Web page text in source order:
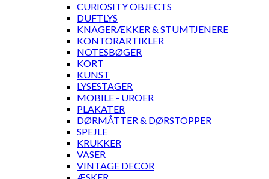
CURIOSITY OBJECTS
DUFTLYS
KNAGERÆKKER & STUMTJENERE
KONTORARTIKLER
NOTESBØGER
KORT
KUNST
LYSESTAGER
MOBILE - UROER
PLAKATER
DØRMÅTTER & DØRSTOPPER
SPEJLE
KRUKKER
VASER
VINTAGE DECOR